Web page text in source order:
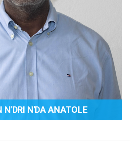
N'DRI N'DA ANATOLE